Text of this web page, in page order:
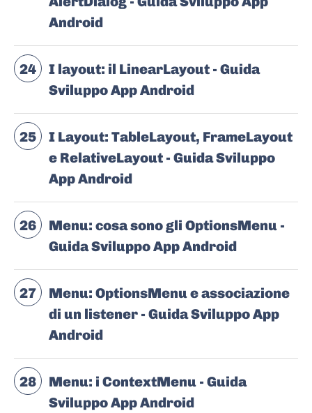
Android
24
I layout: il LinearLayout - Guida
Sviluppo App Android
25
I Layout: TableLayout, FrameLayout
e RelativeLayout - Guida Sviluppo
App Android
26
Menu: cosa sono gli OptionsMenu -
Guida Sviluppo App Android
27
Menu: OptionsMenu e associazione
di un listener - Guida Sviluppo App
Android
28
Menu: i ContextMenu - Guida
Sviluppo App Android